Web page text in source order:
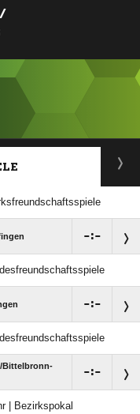
/
:
:
​Bittelbronn-
:
| Bezirkspokal